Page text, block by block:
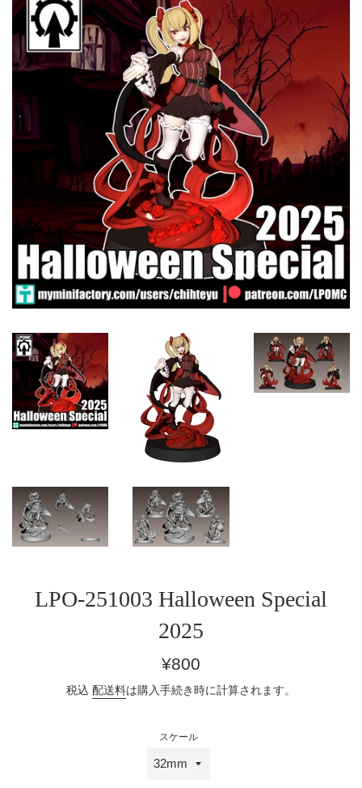
LPO-251003 Halloween Special
2025
通
価
¥800
税込 配送料は購入手続き時に計算されます。
スケール